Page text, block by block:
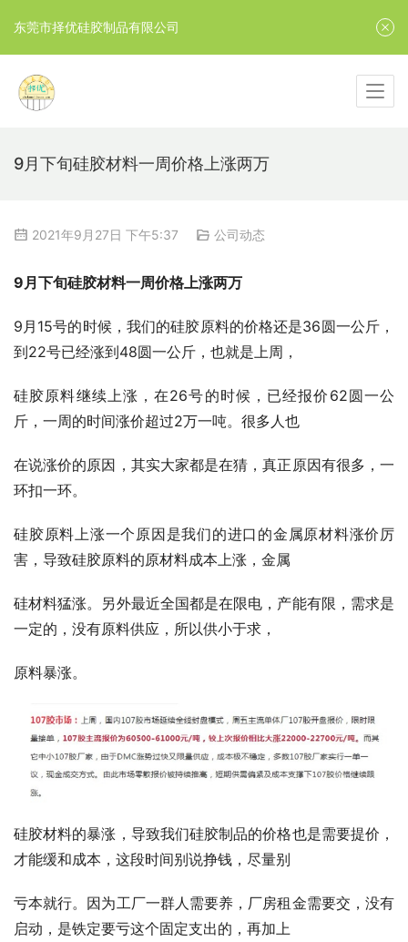
9月下旬硅胶材料一周价格上涨两万
2021年9月27日 下午5:37 公司动态
9月下旬硅胶材料一周价格上涨两万
9月15号的时候，我们的硅胶原料的价格还是36圆一公斤，
到22号已经涨到48圆一公斤，也就是上周，
硅胶原料继续上涨，在26号的时候，已经报价62圆一公
斤，一周的时间涨价超过2万一吨。很多人也
在说涨价的原因，其实大家都是在猜，真正原因有很多，一
环扣一环。
硅胶原料上涨一个原因是我们的进口的金属原材料涨价厉
害，导致硅胶原料的原材料成本上涨，金属
硅材料猛涨。另外最近全国都是在限电，产能有限，需求是
一定的，没有原料供应，所以供小于求，
原料暴涨。
硅胶材料的暴涨，导致我们硅胶制品的价格也是需要提价，
才能缓和成本，这段时间别说挣钱，尽量别
亏本就行。因为工厂一群人需要养，厂房租金需要交，没有
启动，是铁定要亏这个固定支出的，再加上
东莞市择优硅胶制品有限公司